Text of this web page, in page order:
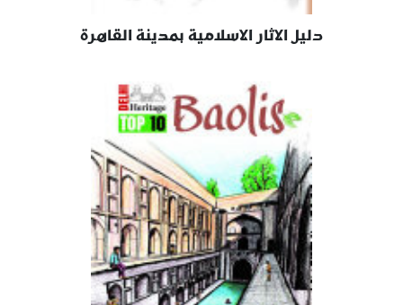
دليل الاثار الاسلامية بمدينة القاهرة